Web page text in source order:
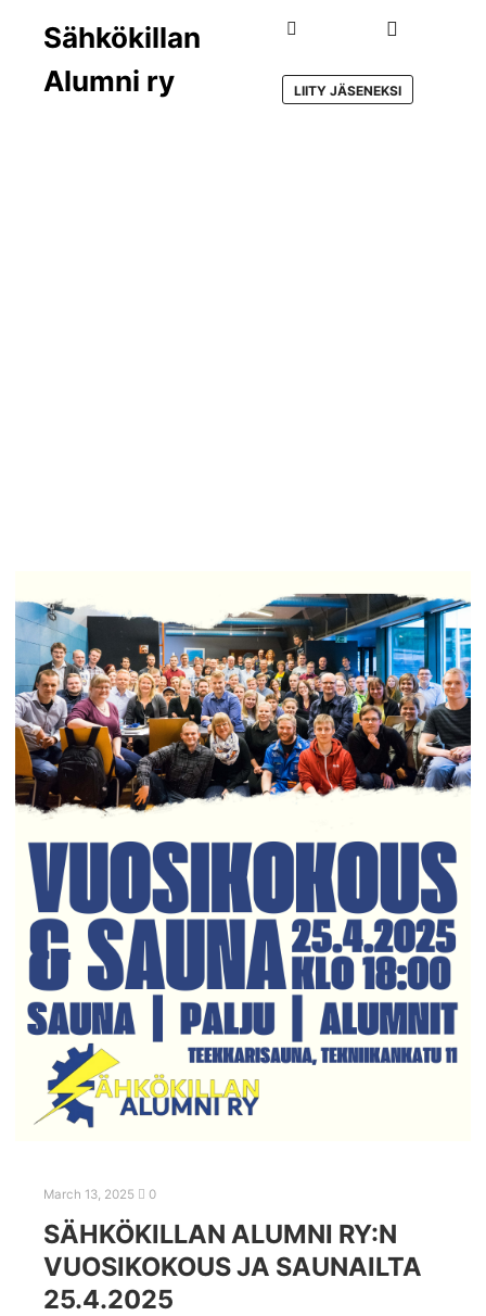
Sähkökillan
Alumni ry
LIITY JÄSENEKSI
March 13, 2025 0
SÄHKÖKILLAN ALUMNI RY:N
VUOSIKOKOUS JA SAUNAILTA
25.4.2025